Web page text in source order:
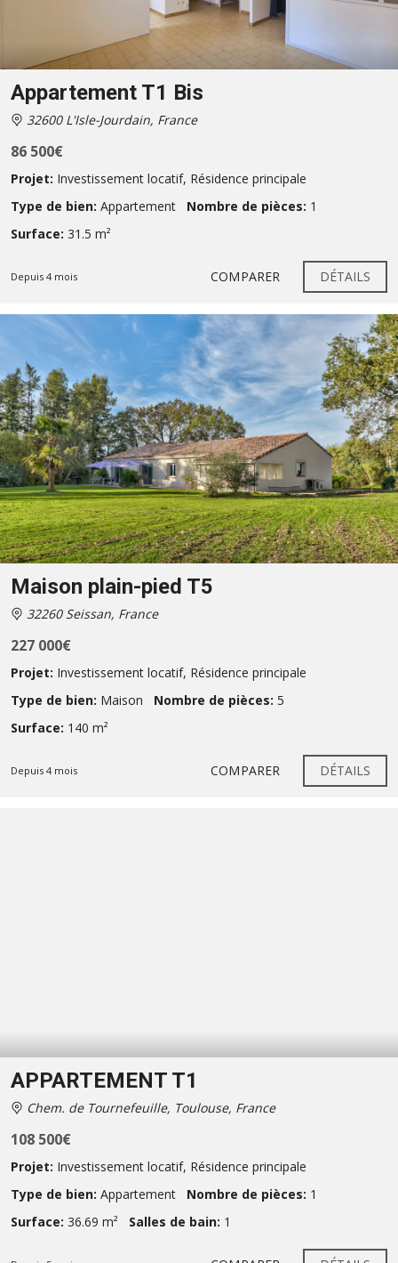
Appartement T1 Bis
32600 L'Isle-Jourdain, France
86 500€
Projet: Investissement locatif, Résidence principale
Type de bien: Appartement Nombre de pièces: 1
Surface: 31.5 m²
Depuis 4 mois COMPARER DÉTAILS
Maison plain-pied T5
32260 Seissan, France
227 000€
Projet: Investissement locatif, Résidence principale
Type de bien: Maison Nombre de pièces: 5
Surface: 140 m²
Depuis 4 mois COMPARER DÉTAILS
APPARTEMENT T1
Chem. de Tournefeuille, Toulouse, France
108 500€
Projet: Investissement locatif, Résidence principale
Type de bien: Appartement Nombre de pièces: 1
Surface: 36.69 m² Salles de bain: 1